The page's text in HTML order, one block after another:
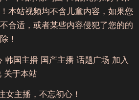
本站视频均不含儿童内容，如果您
合适，或者某些内容侵犯了您的的
！
韩国主播 国产主播 话题广场 加入
关于本站
女主播，不忘初心！